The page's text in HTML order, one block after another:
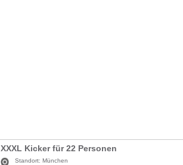
XXXL Kicker für 22 Personen
Standort: München